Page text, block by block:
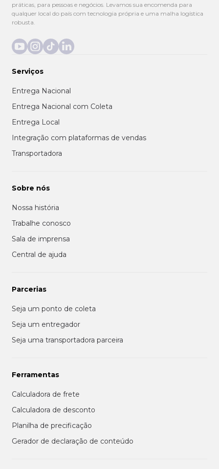
práticas, para pessoas e negócios. Levamos sua encomenda para
qualquer local do país com tecnologia própria e uma malha logística
robusta.
Serviços
Entrega Nacional
Entrega Nacional com Coleta
Entrega Local
Integração com plataformas de vendas
Transportadora
Sobre nós
Nossa história
Trabalhe conosco
Sala de imprensa
Central de ajuda
Parcerias
Seja um ponto de coleta
Seja um entregador
Seja uma transportadora parceira
Ferramentas
Calculadora de frete
Calculadora de desconto
Planilha de precificação
Gerador de declaração de conteúdo